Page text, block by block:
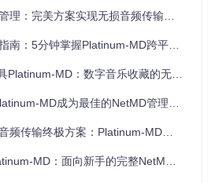
RAC3
AC3
140分钟
1
压缩ATR
280分钟
完美方案实现无损音频传输与SP模式录音
5分钟掌握Platinum-MD跨平台音乐传输
MD：数字音乐收藏的无损解决方案
成为最佳的NetMD管理工具：跨平台音频传输新体验
输终极方案：Platinum-MD全方位使用指南
MD：面向新手的完整NetMD音乐管理指南